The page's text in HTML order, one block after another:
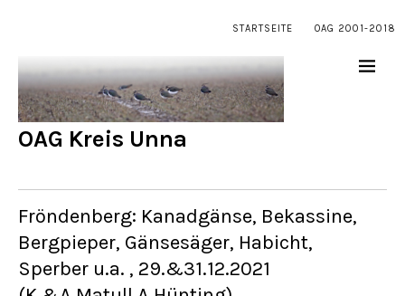
STARTSEITE OAG 2001-2018
OAG Kreis Unna
Fröndenberg: Kanadgänse, Bekassine,
Bergpieper, Gänsesäger, Habicht,
Sperber u.a. , 29.&31.12.2021